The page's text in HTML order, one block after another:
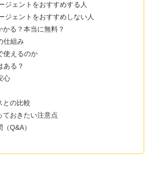
ジェントをおすすめする人
ジェントをおすすめしない人
かる？本当に無料？
仕組み
使えるのか
ある？
心
との比較
ておきたい注意点
Q&A）